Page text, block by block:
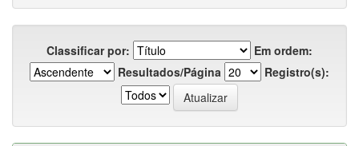
Classificar por:
Em ordem:
Resultados/Página
Registro(s):